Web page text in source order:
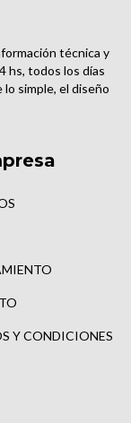
técnica y
hs, todos los días
simple, el diseño
Y CONDICIONES